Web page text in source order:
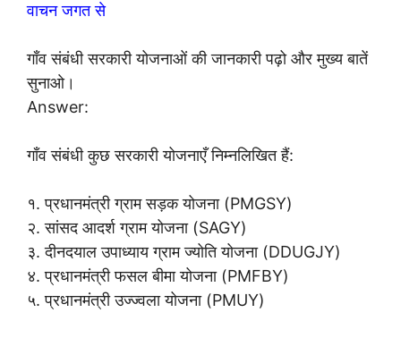
वाचन जगत से
गाँव संबंधी सरकारी योजनाओं की जानकारी पढ़ो और मुख्य बातें
सुनाओ।
Answer:
गाँव संबंधी कुछ सरकारी योजनाएँ निम्नलिखित हैं:
१. प्रधानमंत्री ग्राम सड़क योजना (PMGSY)
२. सांसद आदर्श ग्राम योजना (SAGY)
३. दीनदयाल उपाध्याय ग्राम ज्योति योजना (DDUGJY)
४. प्रधानमंत्री फसल बीमा योजना (PMFBY)
५. प्रधानमंत्री उज्ज्वला योजना (PMUY)